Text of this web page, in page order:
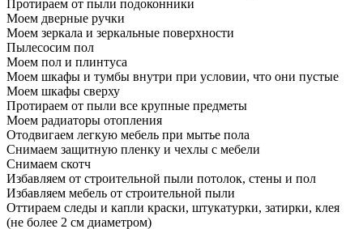
Протираем от пыли подоконники
Моем дверные ручки
Моем зеркала и зеркальные поверхности
Пылесосим пол
Моем пол и плинтуса
Моем шкафы и тумбы внутри при условии, что они пустые
Моем шкафы сверху
Протираем от пыли все крупные предметы
Моем радиаторы отопления
Отодвигаем легкую мебель при мытье пола
Снимаем защитную пленку и чехлы с мебели
Снимаем скотч
Избавляем от строительной пыли потолок, стены и пол
Избавляем мебель от строительной пыли
Оттираем следы и капли краски, штукатурки, затирки, клея
(не более 2 см диаметром)